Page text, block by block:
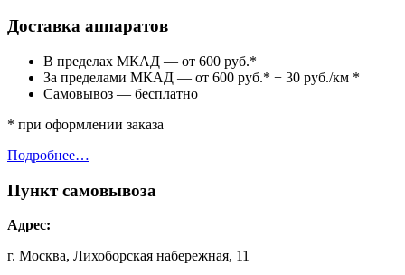
Доставка аппаратов
В пределах МКАД — от 600 руб.*
За пределами МКАД — от 600 руб.* + 30 руб./км *
Самовывоз — бесплатно
* при оформлении заказа
Подробнее…
Пункт самовывоза
Адрес:
г. Москва, Лихоборская набережная, 11